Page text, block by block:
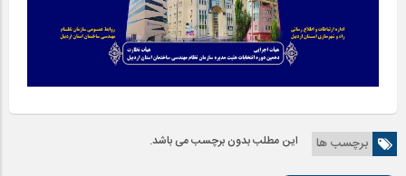
برچسب ها این مطلب بدون برچسب می باشد.